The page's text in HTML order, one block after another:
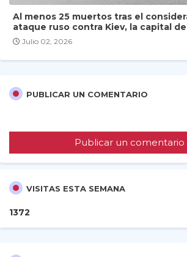
Al menos 25 muertos tras el
ataque ruso contra Kiev, la capital
Julio 02, 2026
PUBLICAR UN COMENTARIO
Publicar un comentario
VISITAS ESTA SEMANA
1372